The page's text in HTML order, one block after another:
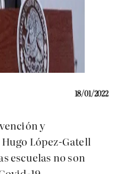
18/01/2022
y
López-Gatell
escuelas no son